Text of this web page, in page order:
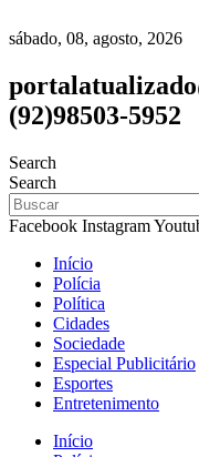
sábado, 08, agosto, 2026
(92)98503-5952
Search
Search
Facebook Instagram
Início
Polícia
Política
Cidades
Sociedade
Especial Publicitário
Esportes
Entretenimento
Início